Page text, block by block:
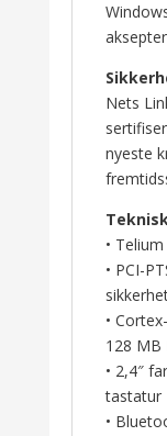
Nets
nyeste
•
• PCI-
•
128 MB
• 2,4″
tastatur
•